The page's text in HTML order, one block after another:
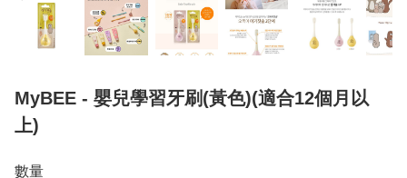
MyBEE - 嬰兒學習牙刷(黃色)(適合12個月以
上)
數量